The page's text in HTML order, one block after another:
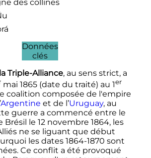
des collines
Données
clés
Triple-Alliance, au sens strict, a
mai 1865(date du traité) au 1er
coalition composée de l'empire
Argentine et de l’Uruguay, au
guerre a commencé entre le
Brésil le 12 novembre 1864, les
ne se liguant que début
les dates 1864-1870 sont
Ce conflit a été provoqué